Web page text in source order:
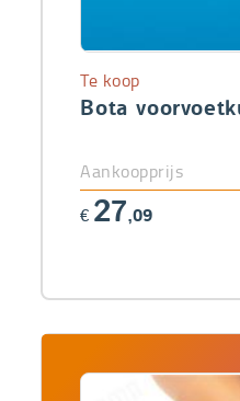
Bota
Te koop
Aankoopprijs
€ 27,09